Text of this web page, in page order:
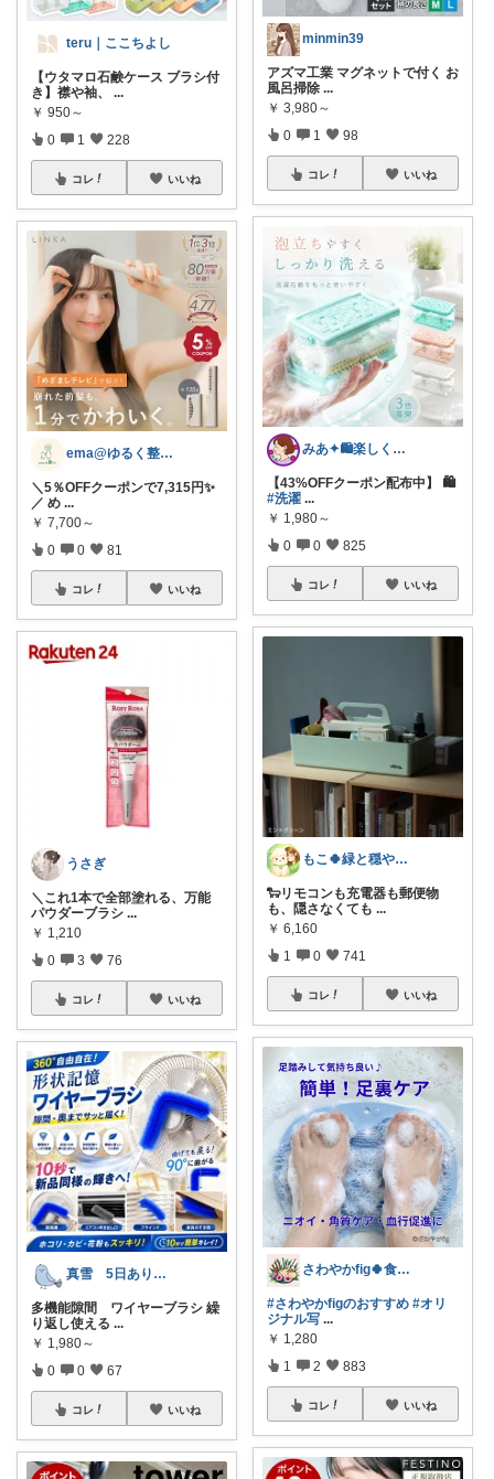
teru｜ここちよし
【ウタマロ石鹸ケース ブラシ付
き】襟や袖、
...
￥ 950～
0 1 228
コレ いいね
ema@ゆるく整う暮らし
＼5％OFFクーポンで7,315円✨
／ め ...
￥ 7,700～
0 0 81
コレ いいね
うさぎ‪
＼これ1本で全部塗れる、万能
パウダーブラシ ...
￥ 1,210
0 3 76
コレ いいね
真雪 5日ありがとうございます
多機能隙間 ワイヤーブラシ 繰
り返し使える ...
￥ 1,980～
0 0 67
コレ いいね
minmin39
アズマ工業 マグネットで付く お
風呂掃除 ...
￥ 3,980～
0 1 98
コレ いいね
みあ✦🛍️楽しくお買い物
【43%OFFクーポン配布中】 🛍️
#洗濯 ...
￥ 1,980～
0 0 825
コレ いいね
もこ🍀緑と穏やかなくらし🐑🍀
🐑リモコンも充電器も郵便物
も、隠さなくても ...
￥ 6,160
1 0 741
コレ いいね
さわやかfig🍀食と暮らしを楽しむ
#さわやかfigのおすすめ #オリ
ジナル写 ...
￥ 1,280
1 2 883
コレ いいね